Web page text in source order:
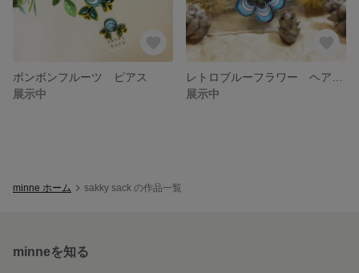
ボンボンフルーツ ピアス
展示中
展示中
minne ホーム sakky sack の作品一覧
minneを知る